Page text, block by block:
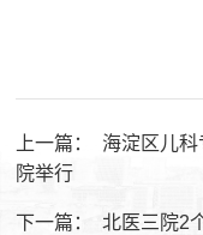
上一篇：
海淀区儿
院举行
下一篇： 北医三院2